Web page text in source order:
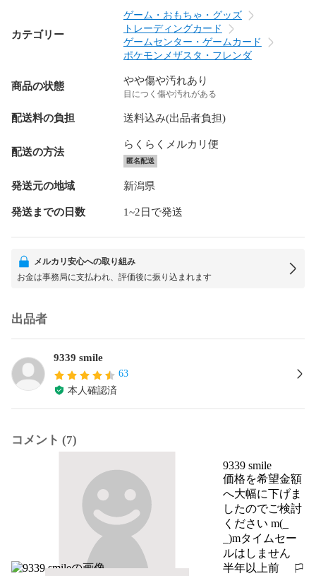
カテゴリー
ゲーム・おもちゃ・グッズ
トレーディングカード
ゲームセンター・ゲームカード
ポケモンメザスタ・フレンダ
商品の状態 やや傷や汚れあり
目につく傷や汚れがある
配送料の負担 送料込み(出品者負担)
配送の方法
らくらくメルカリ便
匿名配送
発送元の地域 新潟県
発送までの日数 1~2日で発送
メルカリ安心への取り組み
お金は事務局に支払われ、評価後に振り込まれます
出品者
9339 smile
63
本人確認済
コメント (7)
9339 smile
価格を希望金額
へ大幅に下げま
したのでご検討
ください m(_
_)mタイムセー
ルはしません
半年以上前